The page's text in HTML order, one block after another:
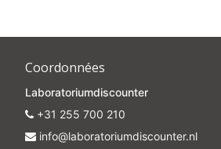
Coordonnées
Laboratoriumdiscounter
+31 255 700 210
info@laboratoriumdiscounter.nl